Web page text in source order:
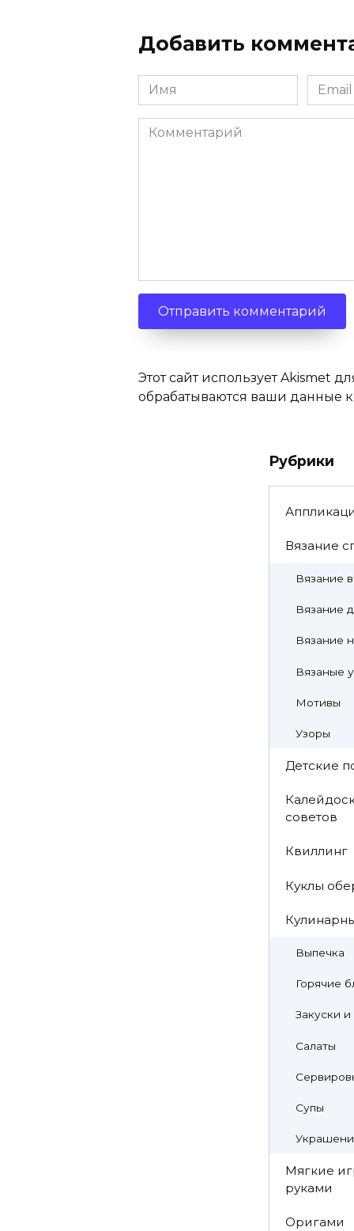
Добавить
Имя Email
Комментарий
Этот сайт использует Akismet
обрабатываются ваши данные
Рубрики
Вязание
Вязание
Вязание
Вязание
Вязаные
Мотивы
Узоры
Детские
советов
Квиллинг
Куклы
Выпечка
Горячие
Закуски
Салаты
Супы
Мягкие
руками
Оригами